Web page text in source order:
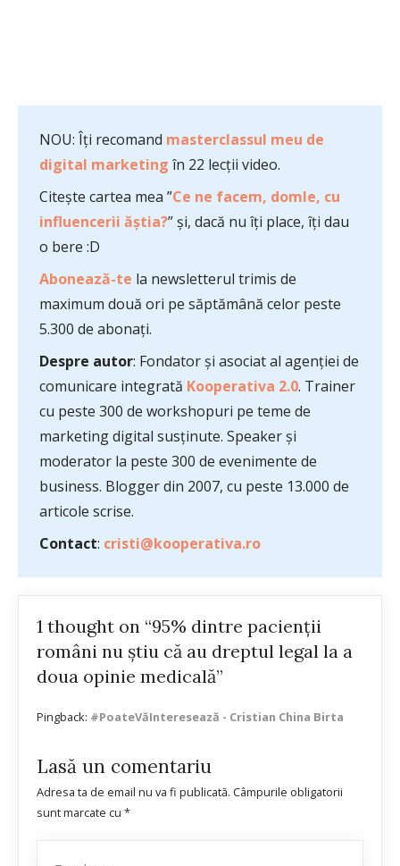
NOU: Îți recomand masterclassul meu de
digital marketing în 22 lecții video.
Citește cartea mea ”Ce ne facem, domle, cu
influencerii ăștia?” și, dacă nu îți place, îți dau
o bere :D
Abonează-te la newsletterul trimis de
maximum două ori pe săptămână celor peste
5.300 de abonați.
Despre autor: Fondator și asociat al agenției de
comunicare integrată Kooperativa 2.0. Trainer
cu peste 300 de workshopuri pe teme de
marketing digital susținute. Speaker și
moderator la peste 300 de evenimente de
business. Blogger din 2007, cu peste 13.000 de
articole scrise.
Contact: cristi@kooperativa.ro
1 thought on “95% dintre pacienții
români nu știu că au dreptul legal la a
doua opinie medicală”
Pingback: #PoateVăInteresează - Cristian China Birta
Lasă un comentariu
Adresa ta de email nu va fi publicată. Câmpurile obligatorii
sunt marcate cu *